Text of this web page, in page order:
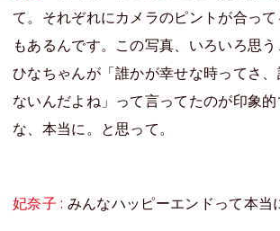
て。それぞれにカメラのピントが合っ
もあるんです。この写真、いろいろ思う
ひなちゃんが「誰かが幸せな時ってさ
ないんだよね」って言ってたのが印象
な、本当に。と思って。
妃奈子 : みんなハッピーエンドって本当